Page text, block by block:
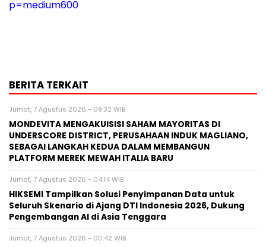
p=medium600
BERITA TERKAIT
Jumat, 7 Agustus 2026 - 09:32 WIB
MONDEVITA MENGAKUISISI SAHAM MAYORITAS DI
UNDERSCORE DISTRICT, PERUSAHAAN INDUK MAGLIANO,
SEBAGAI LANGKAH KEDUA DALAM MEMBANGUN
PLATFORM MEREK MEWAH ITALIA BARU
Jumat, 7 Agustus 2026 - 04:14 WIB
HIKSEMI Tampilkan Solusi Penyimpanan Data untuk
Seluruh Skenario di Ajang DTI Indonesia 2026, Dukung
Pengembangan AI di Asia Tenggara
Jumat, 7 Agustus 2026 - 00:42 WIB